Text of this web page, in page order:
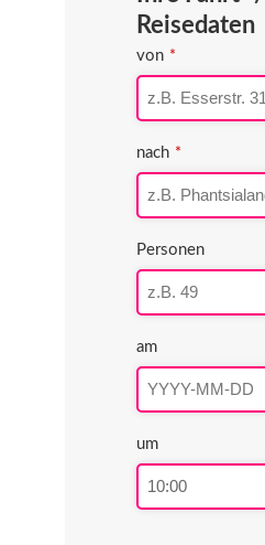
URL
Reisedaten
von *
nach *
Personen
am
um